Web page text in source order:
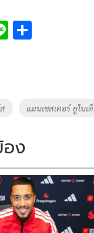
Li
แมนเชสเตอร์ ยูไนเ
อง